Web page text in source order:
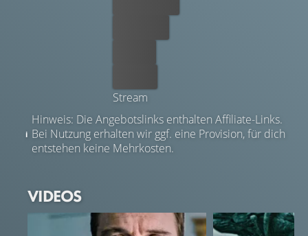
Stream
Hinweis: Die Angebotslinks enthalten Affiliate-Links.
Bei Nutzung erhalten wir ggf. eine Provision, für dich
entstehen keine Mehrkosten.
VIDEOS